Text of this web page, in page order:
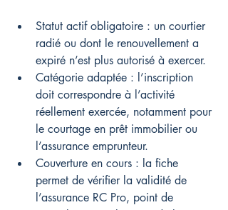
Statut actif obligatoire : un courtier
radié ou dont le renouvellement a
expiré n’est plus autorisé à exercer.
Catégorie adaptée : l’inscription
doit correspondre à l’activité
réellement exercée, notamment pour
le courtage en prêt immobilier ou
l’assurance emprunteur.
Couverture en cours : la fiche
permet de vérifier la validité de
l’assurance RC Pro, point de